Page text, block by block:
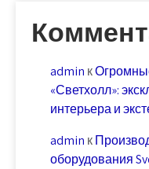
admin к
«Светхолл»:
интерьера и
admin к
оборудования